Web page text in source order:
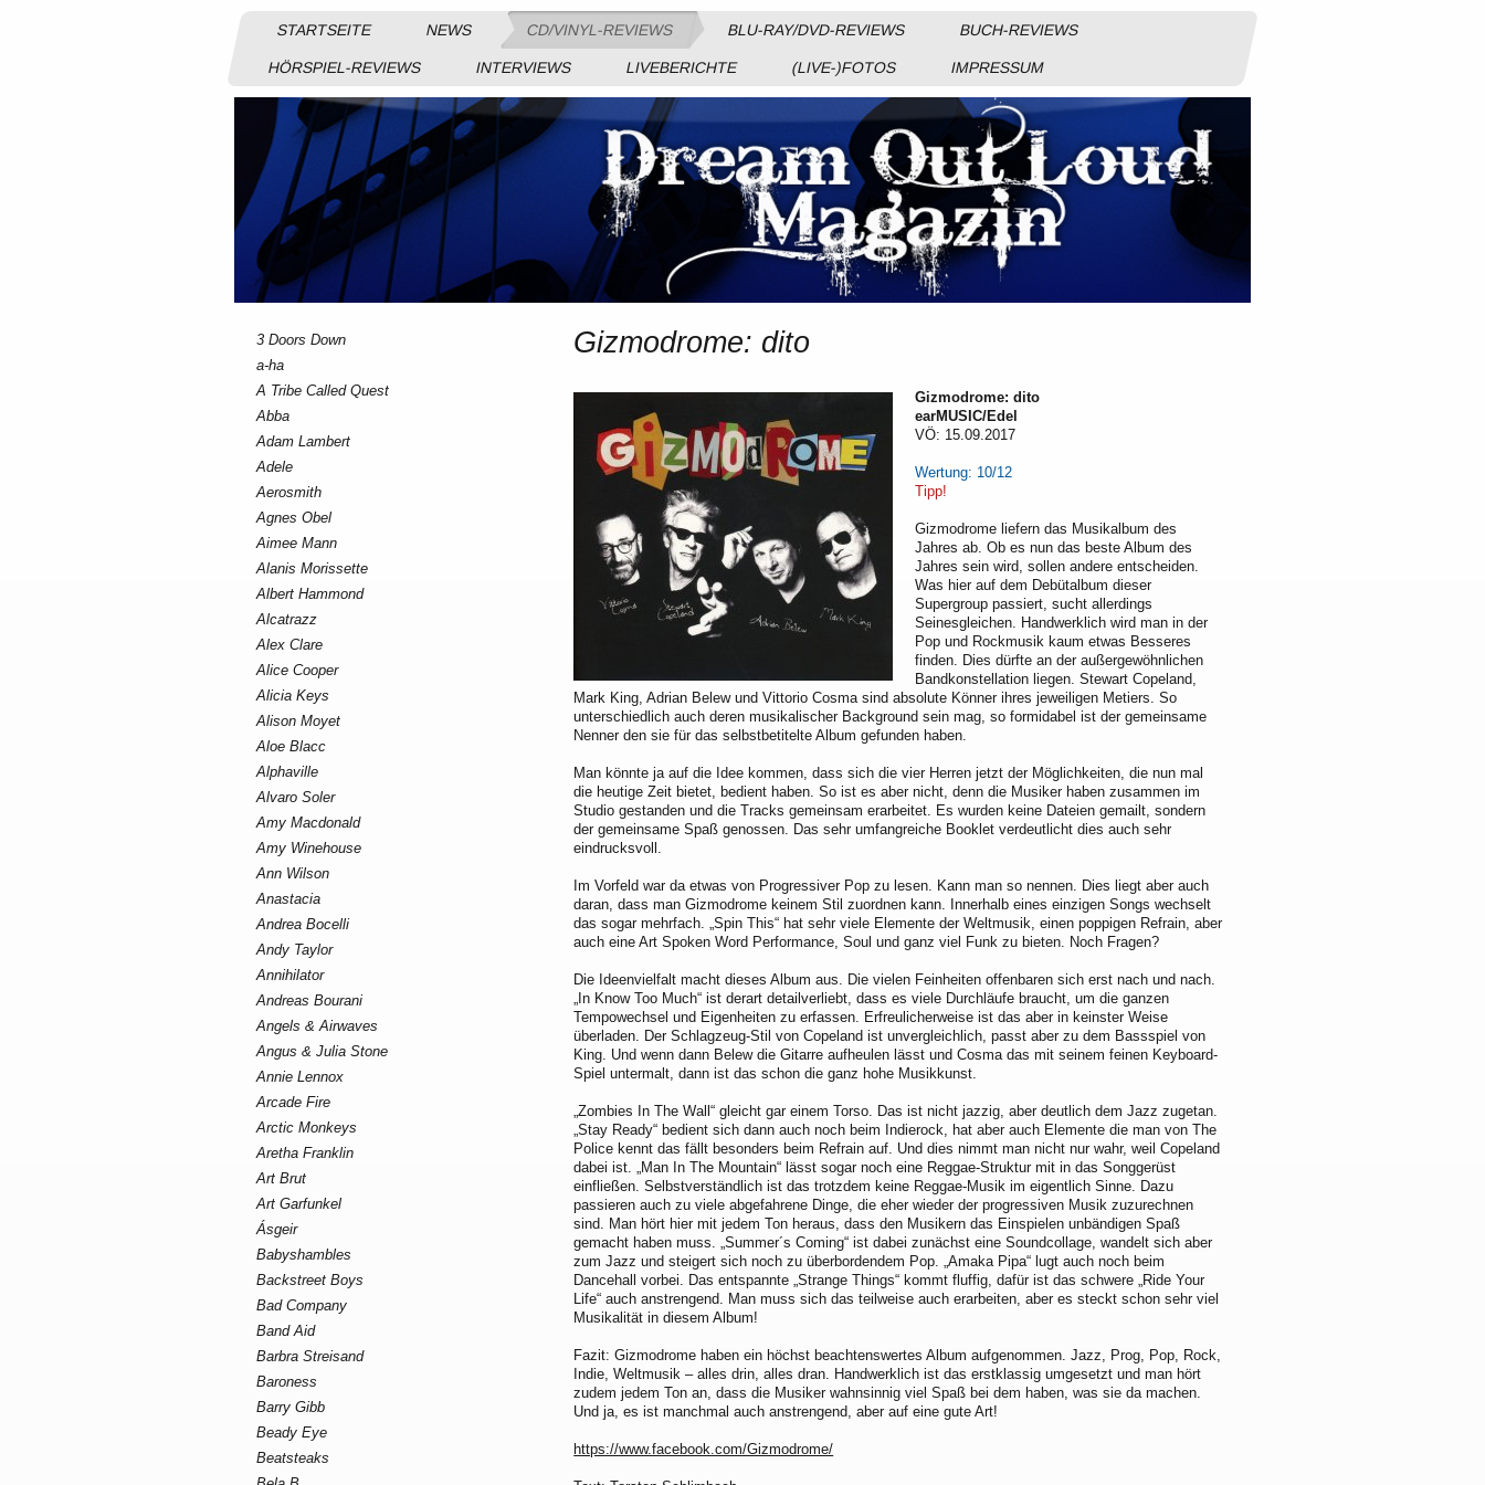
STARTSEITE NEWS CD/VINYL-REVIEWS BLU-RAY/DVD-REVIEWS BUCH-REVIEWS
HÖRSPIEL-REVIEWS INTERVIEWS LIVEBERICHTE (LIVE-)FOTOS IMPRESSUM
Gizmodrome: dito
Gizmodrome: dito
earMUSIC/Edel
VÖ: 15.09.2017
Wertung: 10/12
Tipp!
Gizmodrome liefern das Musikalbum des
Jahres ab. Ob es nun das beste Album des
Jahres sein wird, sollen andere entscheiden.
Was hier auf dem Debütalbum dieser
Supergroup passiert, sucht allerdings
Seinesgleichen. Handwerklich wird man in der
Pop und Rockmusik kaum etwas Besseres
finden. Dies dürfte an der außergewöhnlichen
Bandkonstellation liegen. Stewart Copeland,
Mark King, Adrian Belew und Vittorio Cosma sind absolute Könner ihres jeweiligen Metiers. So
unterschiedlich auch deren musikalischer Background sein mag, so formidabel ist der gemeinsame
Nenner den sie für das selbstbetitelte Album gefunden haben.
Man könnte ja auf die Idee kommen, dass sich die vier Herren jetzt der Möglichkeiten, die nun mal
die heutige Zeit bietet, bedient haben. So ist es aber nicht, denn die Musiker haben zusammen im
Studio gestanden und die Tracks gemeinsam erarbeitet. Es wurden keine Dateien gemailt, sondern
der gemeinsame Spaß genossen. Das sehr umfangreiche Booklet verdeutlicht dies auch sehr
eindrucksvoll.
Im Vorfeld war da etwas von Progressiver Pop zu lesen. Kann man so nennen. Dies liegt aber auch
daran, dass man Gizmodrome keinem Stil zuordnen kann. Innerhalb eines einzigen Songs wechselt
das sogar mehrfach. „Spin This“ hat sehr viele Elemente der Weltmusik, einen poppigen Refrain, aber
auch eine Art Spoken Word Performance, Soul und ganz viel Funk zu bieten. Noch Fragen?
Die Ideenvielfalt macht dieses Album aus. Die vielen Feinheiten offenbaren sich erst nach und nach.
„In Know Too Much“ ist derart detailverliebt, dass es viele Durchläufe braucht, um die ganzen
Tempowechsel und Eigenheiten zu erfassen. Erfreulicherweise ist das aber in keinster Weise
überladen. Der Schlagzeug-Stil von Copeland ist unvergleichlich, passt aber zu dem Bassspiel von
King. Und wenn dann Belew die Gitarre aufheulen lässt und Cosma das mit seinem feinen Keyboard-
Spiel untermalt, dann ist das schon die ganz hohe Musikkunst.
„Zombies In The Wall“ gleicht gar einem Torso. Das ist nicht jazzig, aber deutlich dem Jazz zugetan.
„Stay Ready“ bedient sich dann auch noch beim Indierock, hat aber auch Elemente die man von The
Police kennt das fällt besonders beim Refrain auf. Und dies nimmt man nicht nur wahr, weil Copeland
dabei ist. „Man In The Mountain“ lässt sogar noch eine Reggae-Struktur mit in das Songgerüst
einfließen. Selbstverständlich ist das trotzdem keine Reggae-Musik im eigentlich Sinne. Dazu
passieren auch zu viele abgefahrene Dinge, die eher wieder der progressiven Musik zuzurechnen
sind. Man hört hier mit jedem Ton heraus, dass den Musikern das Einspielen unbändigen Spaß
gemacht haben muss. „Summer´s Coming“ ist dabei zunächst eine Soundcollage, wandelt sich aber
zum Jazz und steigert sich noch zu überbordendem Pop. „Amaka Pipa“ lugt auch noch beim
Dancehall vorbei. Das entspannte „Strange Things“ kommt fluffig, dafür ist das schwere „Ride Your
Life“ auch anstrengend. Man muss sich das teilweise auch erarbeiten, aber es steckt schon sehr viel
Musikalität in diesem Album!
Fazit: Gizmodrome haben ein höchst beachtenswertes Album aufgenommen. Jazz, Prog, Pop, Rock,
Indie, Weltmusik – alles drin, alles dran. Handwerklich ist das erstklassig umgesetzt und man hört
zudem jedem Ton an, dass die Musiker wahnsinnig viel Spaß bei dem haben, was sie da machen.
Und ja, es ist manchmal auch anstrengend, aber auf eine gute Art!
https://www.facebook.com/Gizmodrome/
3 Doors Down
a-ha
A Tribe Called Quest
Abba
Adam Lambert
Adele
Aerosmith
Agnes Obel
Aimee Mann
Alanis Morissette
Albert Hammond
Alcatrazz
Alex Clare
Alice Cooper
Alicia Keys
Alison Moyet
Aloe Blacc
Alphaville
Alvaro Soler
Amy Macdonald
Amy Winehouse
Ann Wilson
Anastacia
Andrea Bocelli
Andy Taylor
Annihilator
Andreas Bourani
Angels & Airwaves
Angus & Julia Stone
Annie Lennox
Arcade Fire
Arctic Monkeys
Aretha Franklin
Art Brut
Art Garfunkel
Ásgeir
Babyshambles
Backstreet Boys
Bad Company
Band Aid
Barbra Streisand
Baroness
Barry Gibb
Beady Eye
Beatsteaks